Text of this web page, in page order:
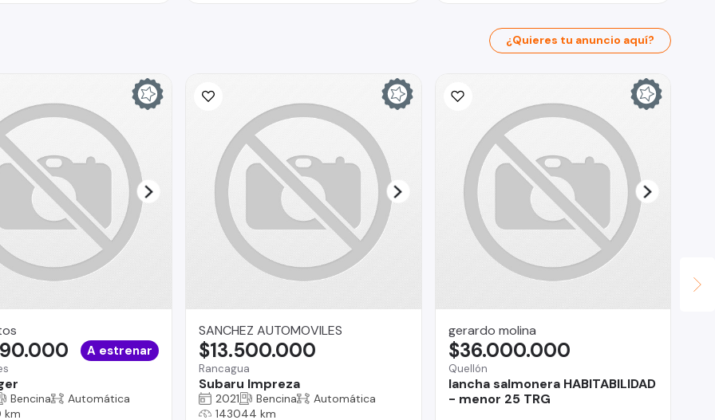
¿Quieres tu anuncio aquí?
A estrenar
Bencina
Automática
km
SANCHEZ AUTOMOVILES
Rancagua
Subaru Impreza
$13.500.000
2021 Bencina
Automática
143044 km
gerardo molina
Quellón
lancha salmonera HABITABILIDAD
- menor 25 TRG
$36.000.000